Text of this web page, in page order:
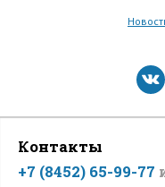
Контакты
+7 (8452) 65-99-77